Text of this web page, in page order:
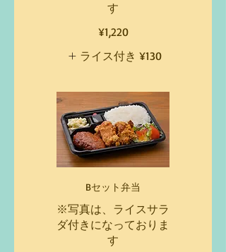
す
¥1,220
ライス付き ¥130
Bセット弁当
※写真は、ライスサラ
ダ付きになっておりま
す